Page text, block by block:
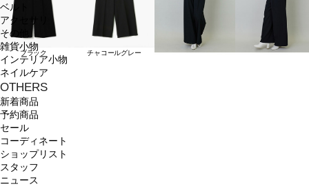
ベルト
アクセサリ
その他
雑貨小物
インテリア小物
ネイルケア
OTHERS
新着商品
予約商品
セール
コーディネート
ショップリスト
スタッフ
ニュース
ブラック チャコールグレー